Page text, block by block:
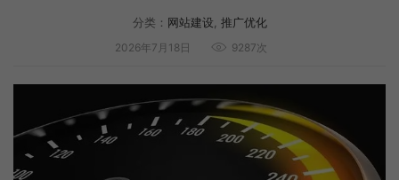
分类： 网站建设 推广优化
2026年7月18日 9287次